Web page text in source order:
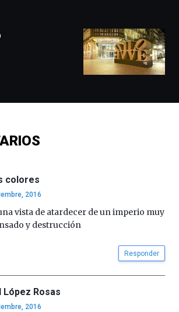
colores
2016
vista de atardecer de un imperio muy
y destrucción
Responder
López Rosas
2016